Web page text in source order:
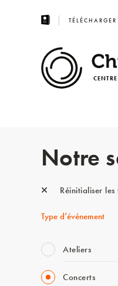
Notre
Réinitialiser les
Type d’événement
Ateliers
Concerts